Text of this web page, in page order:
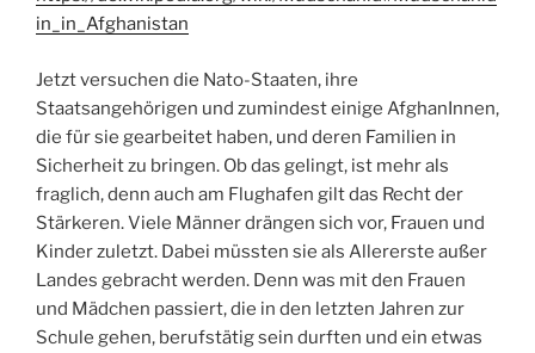
in_in_Afghanistan
Jetzt versuchen die Nato-Staaten, ihre
Staatsangehörigen und zumindest einige AfghanInnen,
die für sie gearbeitet haben, und deren Familien in
Sicherheit zu bringen. Ob das gelingt, ist mehr als
fraglich, denn auch am Flughafen gilt das Recht der
Stärkeren. Viele Männer drängen sich vor, Frauen und
Kinder zuletzt. Dabei müssten sie als Allererste außer
Landes gebracht werden. Denn was mit den Frauen
und Mädchen passiert, die in den letzten Jahren zur
Schule gehen, berufstätig sein durften und ein etwas